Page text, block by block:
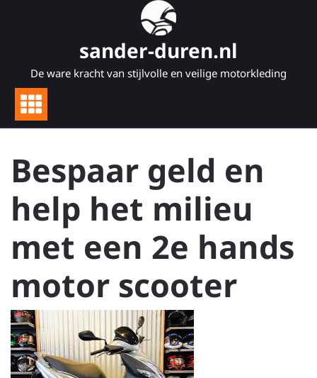
sander-duren.nl
De ware kracht van stijlvolle en veilige motorkleding
Bespaar geld en
help het milieu
met een 2e hands
motor scooter